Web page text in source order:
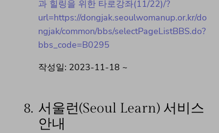
과 힐링을 위한 타로강좌(11/22)/?
url=https://dongjak.seoulwomanup.or.kr/do
ngjak/common/bbs/selectPageListBBS.do?
bbs_code=B0295
작성일: 2023-11-18 ~
8. 서울런(Seoul Learn) 서비스
안내